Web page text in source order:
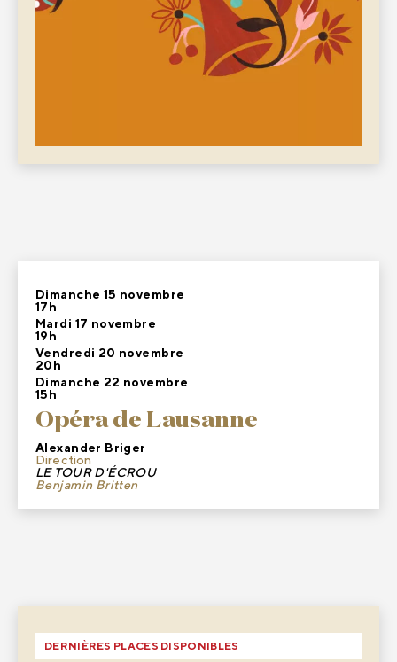
Dimanche 15 novembre
17h
Mardi 17 novembre
19h
Vendredi 20 novembre
20h
Dimanche 22 novembre
15h
Opéra de Lausanne
Alexander Briger
Direction
LE TOUR D'ÉCROU
Benjamin Britten
DERNIÈRES PLACES DISPONIBLES